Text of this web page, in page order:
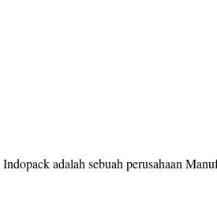
adalah sebuah perusahaan